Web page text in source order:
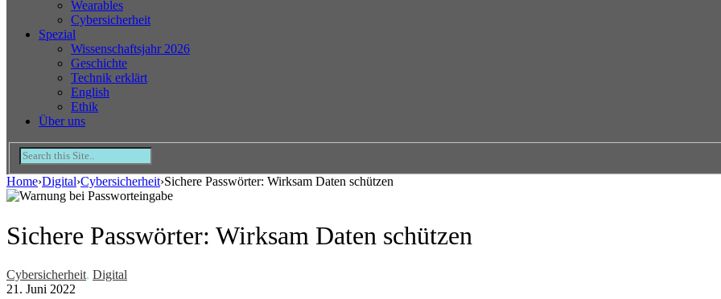
Wearables
Cybersicherheit
Spezial
Wissenschaftsjahr 2026
Geschichte
Technik erklärt
English
Ethik
Über uns
Home›Digital›Cybersicherheit›Sichere Passwörter: Wirksam Daten schützen
Sichere Passwörter: Wirksam Daten schützen
Cybersicherheit, Digital
21. Juni 2022